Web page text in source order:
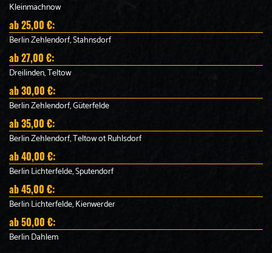
Kleinmachnow
ab 25,00 €:
Berlin Zehlendorf, Stahnsdorf
ab 27,00 €:
Dreilinden, Teltow
ab 30,00 €:
Berlin Zehlendorf, Güterfelde
ab 35,00 €:
Berlin Zehlendorf, Teltow ot Ruhlsdorf
ab 40,00 €:
Berlin Lichterfelde, Sputendorf
ab 45,00 €:
Berlin Lichterfelde, Kienwerder
ab 50,00 €:
Berlin Dahlem